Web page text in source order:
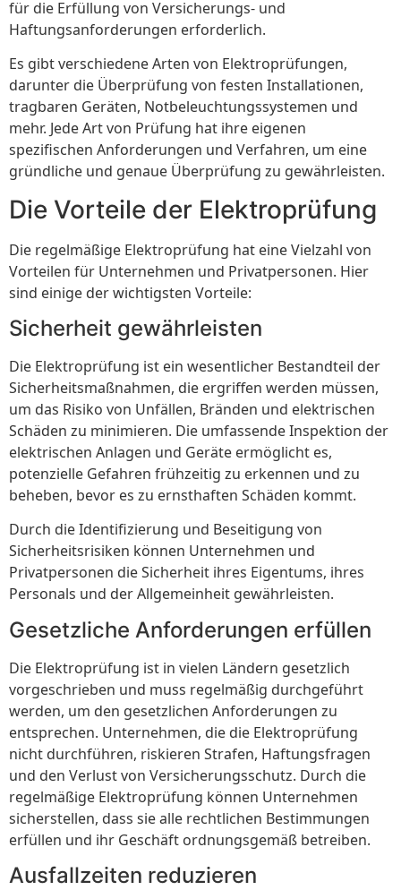
für die Erfüllung von Versicherungs- und
Haftungsanforderungen erforderlich.
Es gibt verschiedene Arten von Elektroprüfungen,
darunter die Überprüfung von festen Installationen,
tragbaren Geräten, Notbeleuchtungssystemen und
mehr. Jede Art von Prüfung hat ihre eigenen
spezifischen Anforderungen und Verfahren, um eine
gründliche und genaue Überprüfung zu gewährleisten.
Die Vorteile der Elektroprüfung
Die regelmäßige Elektroprüfung hat eine Vielzahl von
Vorteilen für Unternehmen und Privatpersonen. Hier
sind einige der wichtigsten Vorteile:
Sicherheit gewährleisten
Die Elektroprüfung ist ein wesentlicher Bestandteil der
Sicherheitsmaßnahmen, die ergriffen werden müssen,
um das Risiko von Unfällen, Bränden und elektrischen
Schäden zu minimieren. Die umfassende Inspektion der
elektrischen Anlagen und Geräte ermöglicht es,
potenzielle Gefahren frühzeitig zu erkennen und zu
beheben, bevor es zu ernsthaften Schäden kommt.
Durch die Identifizierung und Beseitigung von
Sicherheitsrisiken können Unternehmen und
Privatpersonen die Sicherheit ihres Eigentums, ihres
Personals und der Allgemeinheit gewährleisten.
Gesetzliche Anforderungen erfüllen
Die Elektroprüfung ist in vielen Ländern gesetzlich
vorgeschrieben und muss regelmäßig durchgeführt
werden, um den gesetzlichen Anforderungen zu
entsprechen. Unternehmen, die die Elektroprüfung
nicht durchführen, riskieren Strafen, Haftungsfragen
und den Verlust von Versicherungsschutz. Durch die
regelmäßige Elektroprüfung können Unternehmen
sicherstellen, dass sie alle rechtlichen Bestimmungen
erfüllen und ihr Geschäft ordnungsgemäß betreiben.
Ausfallzeiten reduzieren